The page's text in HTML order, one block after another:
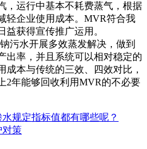
，运行中基本不耗费蒸气，根据
轻企业使用成本。MVR符合我
益获得宣传推广运用。
污水开展多效蒸发解决，做到
出率，并且系统可以相对稳定的
成本与传统的三效、四效对比，
2年能够回收利用MVR的不必要
规定指标值都有哪些呢？
对策